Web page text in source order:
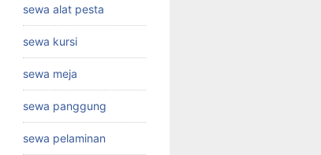
sewa alat pesta
sewa kursi
sewa meja
sewa panggung
sewa pelaminan